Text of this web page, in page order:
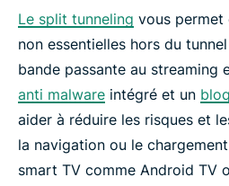
Le split tunneling vous permet
non essentielles hors du
bande passante au streaming
anti malware intégré et un
aider à réduire les risques et
la navigation ou le
smart TV comme Android TV